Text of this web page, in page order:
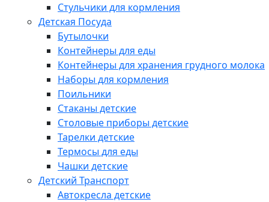
Стульчики для кормления
Детская Посуда
Бутылочки
Контейнеры для еды
Контейнеры для хранения грудного молока
Наборы для кормления
Поильники
Стаканы детские
Столовые приборы детские
Тарелки детские
Термосы для еды
Чашки детские
Детский Транспорт
Автокресла детские